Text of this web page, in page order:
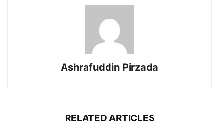
Ashrafuddin Pirzada
RELATED ARTICLES